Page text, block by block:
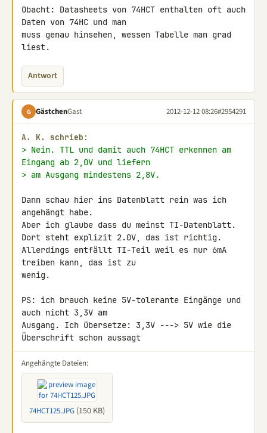
Obacht: Datasheets von 74HCT enthalten oft auch
Daten von 74HC und man
muss genau hinsehen, wessen Tabelle man grad
liest.
Antwort
G GästchenGast 2012-12-12 08:26#2954291
A. K. schrieb:
> Nein. TTL und damit auch 74HCT erkennen am
Eingang ab 2,0V und liefern
> am Ausgang mindestens 2,8V.
Dann schau hier ins Datenblatt rein was ich
angehängt habe.
Aber ich glaube dass du meinst TI-Datenblatt.
Dort steht explizit 2.0V, das ist richtig.
Allerdings entfällt TI-Teil weil es nur 6mA
treiben kann, das ist zu
wenig.
PS: ich brauch keine 5V-tolerante Eingänge und
auch nicht 3,3V am
Ausgang. Ich übersetze: 3,3V ---> 5V wie die
Überschrift schon aussagt
Angehängte Dateien:
74HCT125.JPG (150 KB)